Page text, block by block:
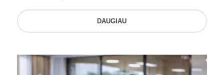
DAUGIAU